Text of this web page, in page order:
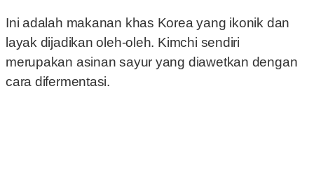
Ini adalah makanan khas Korea yang ikonik dan
layak dijadikan oleh-oleh. Kimchi sendiri
merupakan asinan sayur yang diawetkan dengan
cara difermentasi.